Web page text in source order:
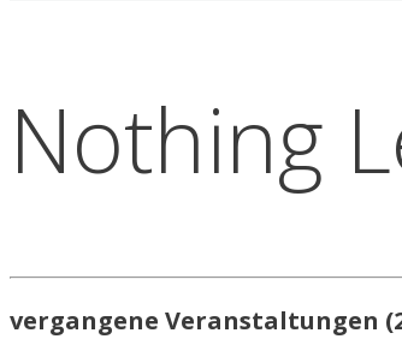
Nothing
vergangene Veranstaltungen